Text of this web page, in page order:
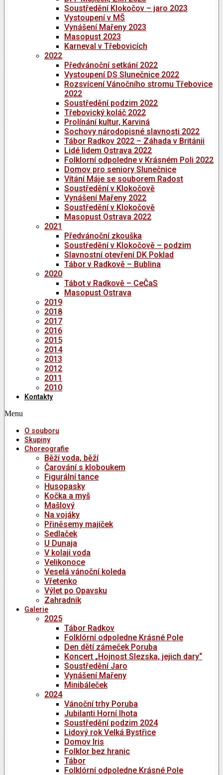
Soustředění Klokočov – jaro 2023
Vystoupení v MŠ
Vynášení Mařeny 2023
Masopust 2023
Karneval v Třebovicích
2022
Předvánoční setkání 2022
Vystoupení DS Slunečnice 2022
Rozsvícení Vánočního stromu Třebovice
2022
Soustředění podzim 2022
Třebovický koláč 2022
Prolínání kultur, Karviná
Sochovy národopisné slavnosti 2022
Tábor Radkov 2022 – Záhada v Británii
Lidé lidem Ostrava 2022
Folklorní odpoledne v Krásném Poli 2022
Domov pro seniory Slunečnice
Vítání Máje se souborem Radost
Soustředění v Klokočově
Vynášení Mařeny 2022
Soustředění v Klokočově
Masopust Ostrava 2022
2021
Předvánoční zkouška
Soustředění v Klokočově – podzim
Slavnostní otevření DK Poklad
Tábor v Radkově – Bublina
2020
Tábot v Radkově – CeČaS
Masopust Ostrava
2019
2018
2017
2016
2015
2014
2013
2012
2011
2010
Kontakty
Menu
O souboru
Skupiny
Choreografie
Běží voda, běží
Čarování s kloboukem
Figurální tance
Husopasky
Kočka a myš
Mašlový
Na vojáky
Přiněsemy majiček
Sedlaček
U Dunaja
V kolaji voda
Velikonoce
Veselá vánoční koleda
Vřetenko
Výlet po Opavsku
Zahradnik
Galerie
2025
Tábor Radkov
Folklórní odpoledne Krásné Pole
Den dětí zámeček Poruba
Koncert „Hojnost Slezska, jejich dary“
Soustředění Jaro
Vynášení Mařeny
Minibáleček
2024
Vánoční trhy Poruba
Jubilanti Horní lhota
Soustředění podzim 2024
Lidový rok Velká Bystřice
Domov Iris
Folklor bez hranic
Tábor
Folklórní odpoledne Krásné Pole